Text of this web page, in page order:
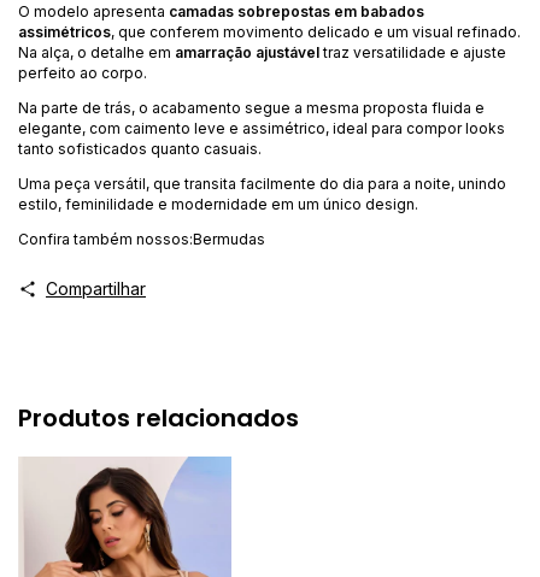
O modelo apresenta camadas sobrepostas em babados
assimétricos, que conferem movimento delicado e um visual refinado.
Na alça, o detalhe em amarração ajustáveltraz versatilidade e ajuste
perfeito ao corpo.
Na parte de trás, o acabamento segue a mesma proposta fluida e
elegante, com caimento leve e assimétrico, ideal para compor looks
tanto sofisticados quanto casuais.
Uma peça versátil, que transita facilmente do dia para a noite, unindo
estilo, feminilidade e modernidade em um único design.
Confira também nossos:Bermudas
Compartilhar
Produtos relacionados